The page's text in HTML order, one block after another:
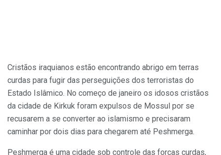
Cristãos iraquianos estão encontrando abrigo em terras
curdas para fugir das perseguições dos terroristas do
Estado Islâmico. No começo de janeiro os idosos cristãos
da cidade de Kirkuk foram expulsos de Mossul por se
recusarem a se converter ao islamismo e precisaram
caminhar por dois dias para chegarem até Peshmerga.
Peshmerga é uma cidade sob controle das forças curdas,